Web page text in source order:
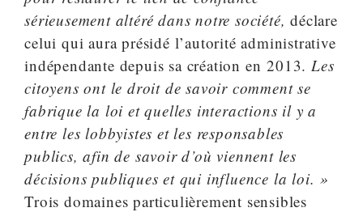
sérieusement altéré dans notre société, déclare
celui qui aura présidé l’autorité administrative
indépendante depuis sa création en 2013. Les
citoyens ont le droit de savoir comment se
fabrique la loi et quelles interactions il y a
entre les lobbyistes et les responsables
publics, afin de savoir d’où viennent les
décisions publiques et qui influence la loi. »
Trois domaines particulièrement sensibles